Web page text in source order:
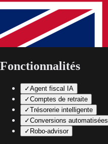
Fonctionnalités
✓Agent fiscal IA
✓Comptes de retraite
✓Trésorerie intelligente
✓Conversions automatisées
✓ Robo-advisor